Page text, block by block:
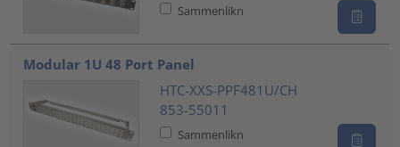
Sammenlikn
Modular 1U 48 Port Panel
HTC-XXS-PPF481U/CH
853-55011
Sammenlikn